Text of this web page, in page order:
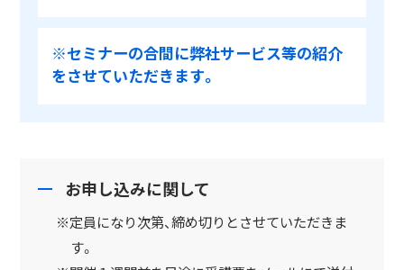
※セミナーの合間に弊社サービス等の紹介
をさせていただきます。
お申し込みに関して
※定員になり次第、締め切りとさせていただきま
す。